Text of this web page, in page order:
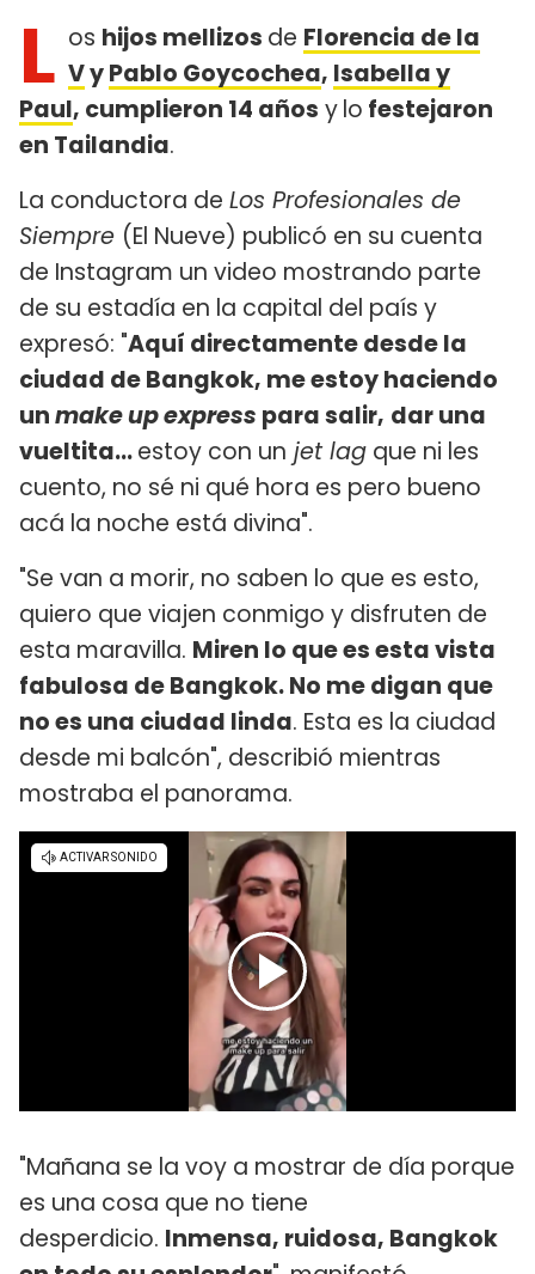
L os hijos mellizos de Florencia de la
VyPablo Goycochea, Isabella y
Paul, cumplieron 14 años ylo festejaron
en Tailandia.
La conductora de Los Profesionales de
Siempre (El Nueve) publicó en su cuenta
de Instagram un video mostrando parte
de su estadía en la capital del país y
expresó: "Aquí directamente desde la
ciudad de Bangkok, me estoy haciendo
unmake up express para salir, dar una
vueltita...estoy con un jet lag que ni les
cuento, no sé ni qué hora es pero bueno
acá la noche está divina".
"Se van a morir, no saben lo que es esto,
quiero que viajen conmigo y disfruten de
esta maravilla. Miren lo que es esta vista
fabulosa de Bangkok. No me digan que
no es una ciudad linda. Esta es la ciudad
desde mi balcón", describió mientras
mostraba el panorama.
"Mañana se la voy a mostrar de día porque
es una cosa que no tiene
desperdicio. Inmensa, ruidosa, Bangkok